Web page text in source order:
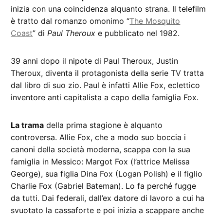
inizia con una coincidenza alquanto strana. Il telefilm
è tratto dal romanzo omonimo “The Mosquito
Coast” diPaul Theroux e pubblicato nel 1982.
39 anni dopo il nipote di Paul Theroux, Justin
Theroux, diventa il protagonista della serie TV tratta
dal libro di suo zio. Paul è infatti Allie Fox, eclettico
inventore anti capitalista a capo della famiglia Fox.
La trama della prima stagione è alquanto
controversa. Allie Fox, che a modo suo boccia i
canoni della società moderna, scappa con la sua
famiglia in Messico: Margot Fox (l’attrice Melissa
George), sua figlia Dina Fox (Logan Polish) e il figlio
Charlie Fox (Gabriel Bateman). Lo fa perché fugge
da tutti. Dai federali, dall’ex datore di lavoro a cui ha
svuotato la cassaforte e poi inizia a scappare anche